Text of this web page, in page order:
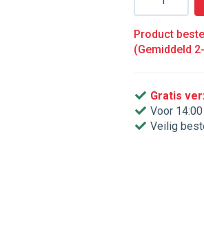
Product
(Gemiddeld
Gratis
Voor
Veilig